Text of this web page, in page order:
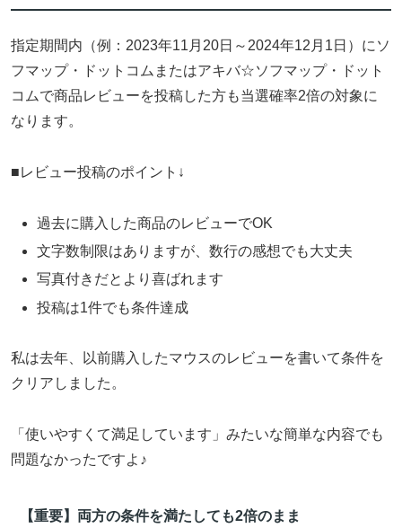
指定期間内（例：2023年11月20日～2024年12月1日）にソ
フマップ・ドットコムまたはアキバ☆ソフマップ・ドット
コムで商品レビューを投稿した方も当選確率2倍の対象に
なります。
■レビュー投稿のポイント↓
過去に購入した商品のレビューでOK
文字数制限はありますが、数行の感想でも大丈夫
写真付きだとより喜ばれます
投稿は1件でも条件達成
私は去年、以前購入したマウスのレビューを書いて条件を
クリアしました。
「使いやすくて満足しています」みたいな簡単な内容でも
問題なかったですよ♪
【重要】両方の条件を満たしても2倍のまま